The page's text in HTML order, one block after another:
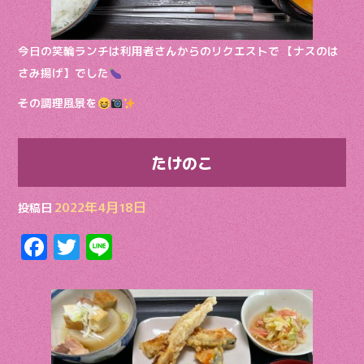
今日の笑輪ランチは利用者さんからのリクエストで 【ナスのは
さみ揚げ】でした
その調理風景を
たけのこ
投稿日2022年4月18日
F
ac
e
b
o
T
w
itt
er
Li
n
e